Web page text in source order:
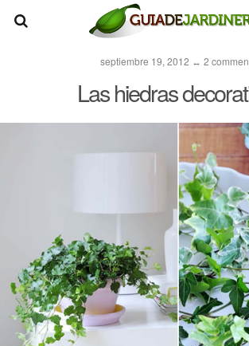
septiembre 19, 2012 ↔ 2
Las hiedras